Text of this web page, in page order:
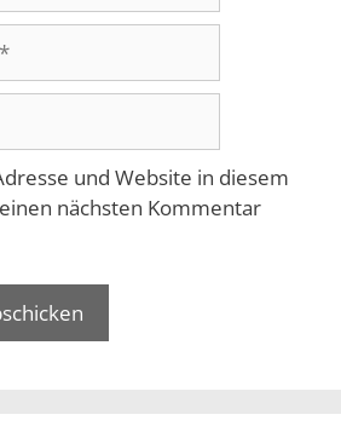
und Website in diesem
nächsten Kommentar